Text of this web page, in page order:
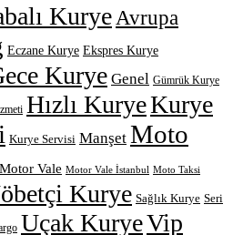
Kurye Avrupa
Eczane Kurye Ekspres Kurye
Kurye Genel Gümrük Kurye
Hızlı KuryeKurye
Kurye Servisi Manşet Moto
Motor Vale Motor Vale İstanbul Moto Taksi
Kurye Sağlık Kurye Seri
Uçak KuryeVip